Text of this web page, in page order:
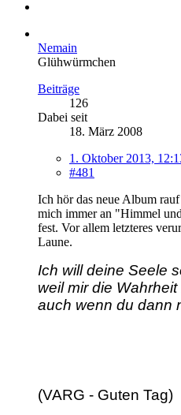
Nemain
Glühwürmchen
Beiträge
126
Dabei seit
18. März 2008
1. Oktober 2013,
#481
Ich hör das neue Album
mich immer an "Himmel
fest. Vor allem letzteres
Laune.
Ich will deine Seele
weil mir die Wahrheit
auch wenn du dann
(VARG - Guten Tag)